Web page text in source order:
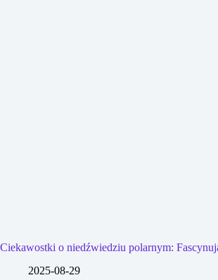
Ciekawostki o niedźwiedziu polarnym:
2025-08-29